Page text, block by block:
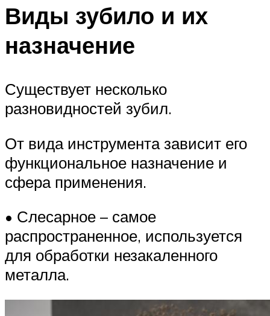
Виды зубило и их
назначение
Существует несколько
разновидностей зубил.
От вида инструмента зависит его
функциональное назначение и
сфера применения.
• Слесарное – самое
распространенное, используется
для обработки незакаленного
металла.